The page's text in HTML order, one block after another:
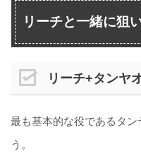
リーチと一緒に狙
リーチ+タンヤ
最も基本的な役であるタ
う。